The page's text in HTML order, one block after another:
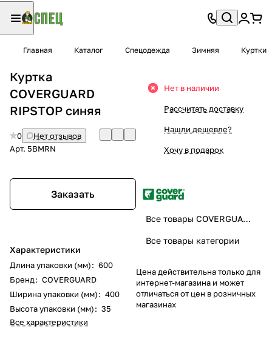
Главная Каталог Спецодежда Зимняя Куртки
Куртка
COVERGUARD
RIPSTOP синяя
0
Нет отзывов
Арт. 5BMRN
Заказать
Характеристики
Длина упаковки (мм): 600
Бренд: COVERGUARD
Ширина упаковки (мм): 400
Высота упаковки (мм): 35
Все характеристики
Нет в наличии
Рассчитать доставку
Нашли дешевле?
Хочу в подарок
Все товары COVERGUARD
Все товары категории
Цена действительна только для
интернет-магазина и может
отличаться от цен в розничных
магазинах